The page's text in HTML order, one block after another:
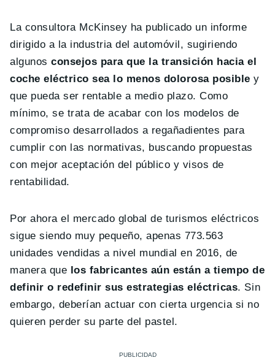
La consultora McKinsey ha publicado un informe
dirigido a la industria del automóvil, sugiriendo
algunosconsejos para que la transición hacia el
coche eléctrico sea lo menos dolorosa posible y
que pueda ser rentable a medio plazo. Como
mínimo, se trata de acabar con los modelos de
compromiso desarrollados a regañadientes para
cumplir con las normativas, buscando propuestas
con mejor aceptación del público y visos de
rentabilidad.
Por ahora el mercado global de turismos eléctricos
sigue siendo muy pequeño, apenas 773.563
unidades vendidas a nivel mundial en 2016, de
manera que los fabricantes aún están a tiempo de
definir o redefinir sus estrategias eléctricas. Sin
embargo, deberían actuar con cierta urgencia si no
quieren perder su parte del pastel.